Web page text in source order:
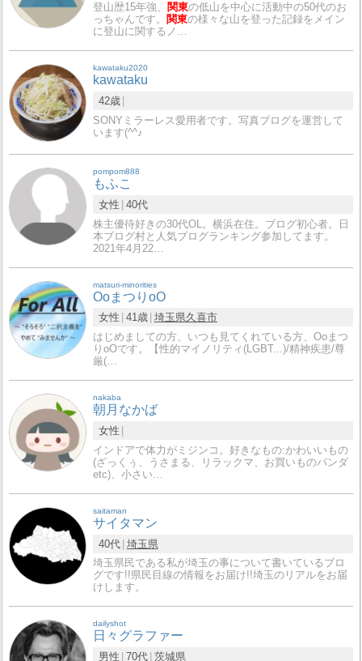
登山歴15年強、
関東の低山を中心に活動中の50代のお
っちゃんです。
関東の様々な山を登った記録をメイン
に登山に関するノ…
kawataku2020
kawataku
42歳
SONYミラーレス愛用者です。写真ブログを運営して
います(^^♪
pompom888
もふこ
女性 40代
株主優待好きの30代OL。横浜在住。ブログ初心者。日
本ブログ村と人気ブログランキング参加してます。
2021年4月22…
matsuri-minorities
OoまつりoO
女性 41歳 埼玉県久喜市
はじめましての方、いつも見てくれている方、Ooまつ
りoOです。【性的マイノリティ(LGBT...)/精神疾患/尊
厳(…
nakaba
朝月なかば
女性
インドアで体力がミジンコ。好きなもの:かわいいもの
(ざっくぅ、うさまる、リラックマ、お買いものパンダ
etc)、小さい…
saitaman
サイタマン
40代 埼玉県
埼玉県民である私が埼玉の事について書いているブロ
グです!!県民目線の情報をお届け!!埼玉のリアルをお届
けします。
dailyshot
日々グラファー
男性 70代 茨城県